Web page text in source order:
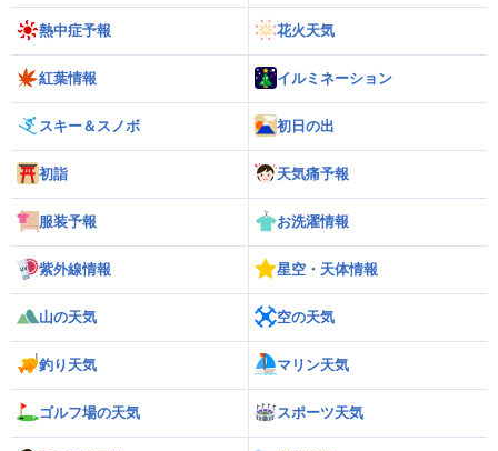
熱中症予報 花火天気
紅葉情報 イルミネーション
スキー＆スノボ 初日の出
初詣 天気痛予報
服装予報 お洗濯情報
紫外線情報 星空・天体情報
山の天気 空の天気
釣り天気 マリン天気
ゴルフ場の天気 スポーツ天気